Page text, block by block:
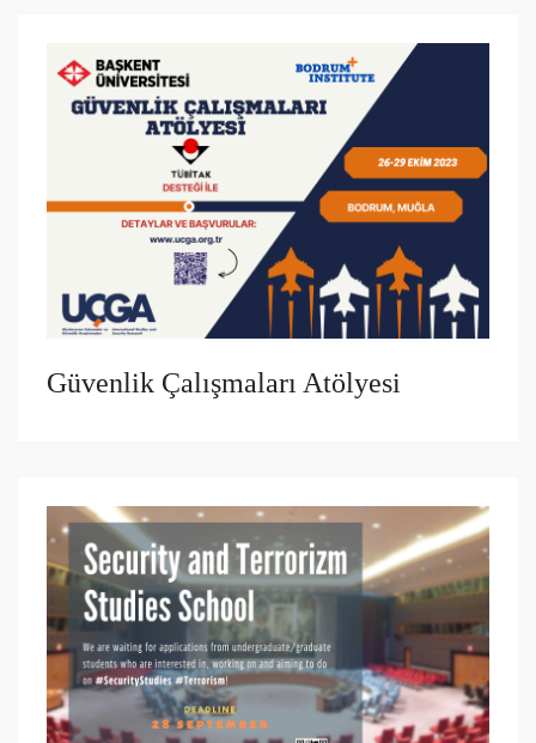
Güvenlik Çalışmaları Atölyesi